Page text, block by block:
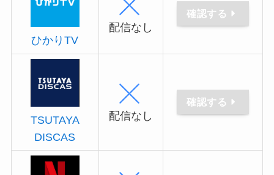
ひかりTV
配信なし
確認する
TSUTAYA
DISCAS
配信なし
確認する